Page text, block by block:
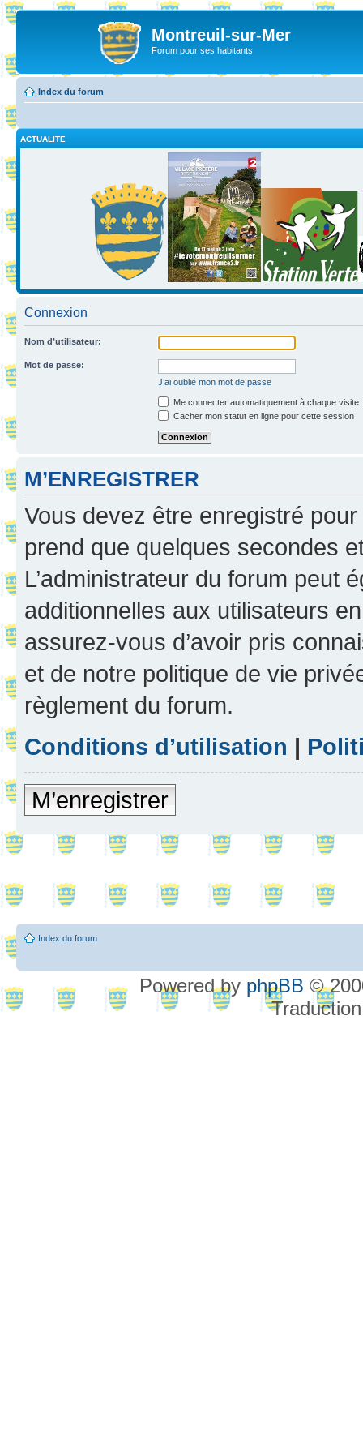
Montreuil-sur-Mer
Forum pour ses habitants
Index du forum
ACTUALITE
Connexion
Nom d’utilisateur:
Mot de passe:
J’ai oublié mon mot de passe
Me connecter automatiquement à chaque visite
Cacher mon statut en ligne pour cette session
M’ENREGISTRER
Vous devez être enregistré
prend que quelques secondes
L’administrateur du forum peut
additionnelles aux utilisateurs
assurez-vous d’avoir pris
et de notre politique de vie
règlement du forum.
Conditions d’utilisation |
M’enregistrer
Index du forum
Powered by phpBB ©